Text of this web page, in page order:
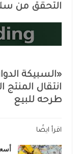
التحقق من
«السبيكة
انتقال
طرحه للبيع
اقرأ ايضًا